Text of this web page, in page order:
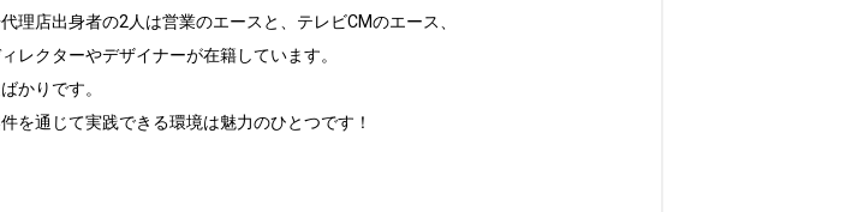
店出身者の2人は営業のエースと、テレビCMのエース、
レクターやデザイナーが在籍しています。
かりです。
を通じて実践できる環境は魅力のひとつです！